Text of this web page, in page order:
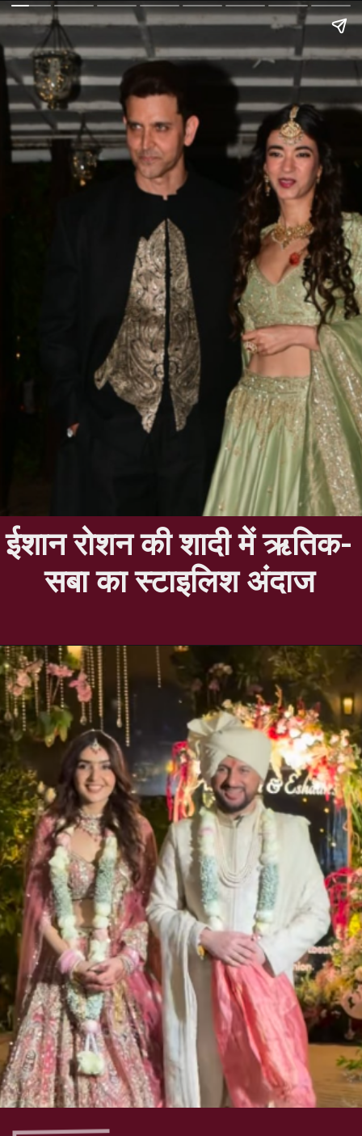
ईशान रोशन की शादी में ऋतिक-
सबा का स्टाइलिश अंदाज